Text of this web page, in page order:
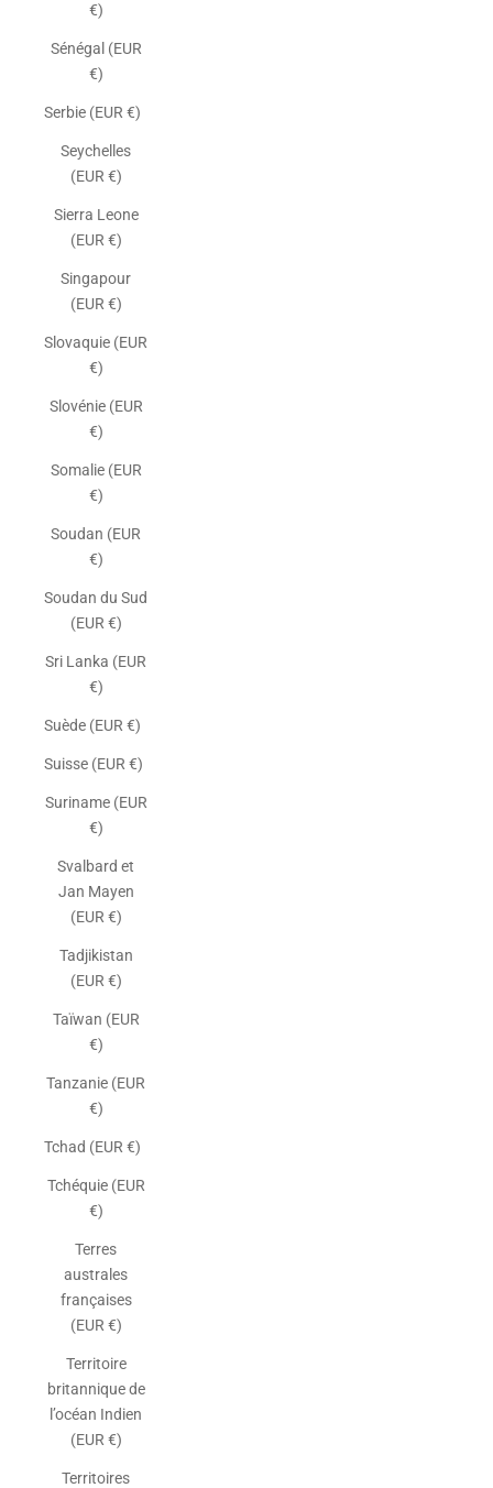
€)
Sénégal (EUR
€)
Serbie (EUR €)
Seychelles
(EUR €)
Sierra Leone
(EUR €)
Singapour
(EUR €)
Slovaquie (EUR
€)
Slovénie (EUR
€)
Somalie (EUR
€)
Soudan (EUR
€)
Soudan du Sud
(EUR €)
Sri Lanka (EUR
€)
Suède (EUR €)
Suisse (EUR €)
Suriname (EUR
€)
Svalbard et
Jan Mayen
(EUR €)
Tadjikistan
(EUR €)
Taïwan (EUR
€)
Tanzanie (EUR
€)
Tchad (EUR €)
Tchéquie (EUR
€)
Terres
australes
françaises
(EUR €)
Territoire
britannique de
l’océan Indien
(EUR €)
Territoires